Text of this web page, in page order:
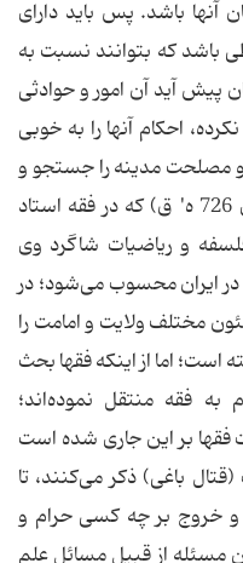
آنها باشد. پس‌ باید دارای‌
باشد که‌ بتوانند نسبت‌ به‌
پیش‌ آید آن‌ امور و حوادثی‌
احکام‌ آنها را به‌ خوبی‌
و مصلحت‌ مدینه‌ را جستجو و
رعایت‌ کند».8 «علامه‌ حلی» (متوفای‌ 726 ه' ق) که‌ در فقه‌ استاد
و ریاضیات‌ شاگرد وی‌
در ایران‌ محسوب‌ می‌شود؛ در
مختلف‌ ولایت‌ و امامت‌ را
اما از اینکه‌ فقها بحث‌
به‌ فقه‌ منتقل‌ نموده‌اند؛
فقها بر این‌ جاری‌ شده‌ است‌
باغی) ذکر می‌کنند، تا
خروج‌ بر چه‌ کسی‌ حرام‌ و
از قبیل‌ مسائل‌ علم‌